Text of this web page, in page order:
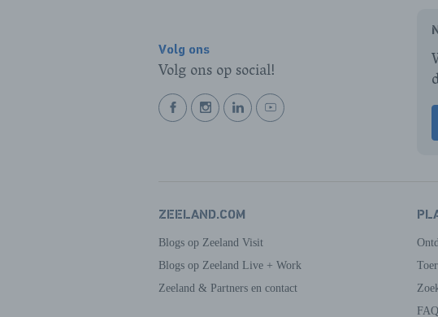
Volg ons
Volg ons op social!
BEKIJKBEKIJKBEKIJKBEKIJK
ZEELAND.COM
Blogs op Zeeland Visit
Blogs op Zeeland Live + Work
Zeeland & Partners en contact